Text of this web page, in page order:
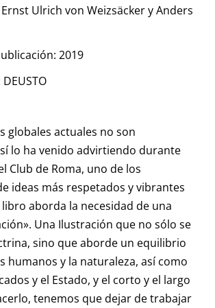
Ulrich von Weizsäcker y Anders
2019
globales actuales no son
lo ha venido advirtiendo durante
Club de Roma, uno de los
ideas más respetados y vibrantes
aborda la necesidad de una
Una Ilustración que no sólo se
sino que aborde un equilibrio
humanos y la naturaleza, así como
y el Estado, y el corto y el largo
tenemos que dejar de trabajar